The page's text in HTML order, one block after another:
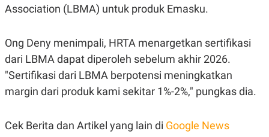
Association (LBMA) untuk produk Emasku.
Ong Deny menimpali, HRTA menargetkan sertifikasi
dari LBMA dapat diperoleh sebelum akhir 2026.
"Sertifikasi dari LBMA berpotensi meningkatkan
margin dari produk kami sekitar 1%-2%," pungkas dia.
Cek Berita dan Artikel yang lain di Google News